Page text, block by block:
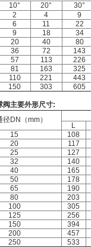
10° 20°
30°
2 4
9
6 11
22
9 18
34
20 40
80
36 72
143
57 113
226
81 163
325
110 221
443
150 303 605
阀主要外形尺寸:
径DN（mm）
L
15
108
20
117
25
127
32
140
40
165
50
178
65
190
80
203
100
305
125
256
150
394
200
457
250
533